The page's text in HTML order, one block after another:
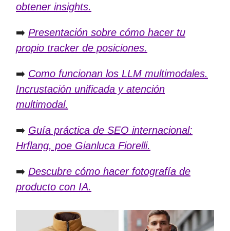
obtener insights.
➡️ Presentación sobre cómo hacer tu
propio tracker de posiciones.
➡️ Como funcionan los LLM multimodales.
Incrustación unificada y atención
multimodal.
➡️ Guía práctica de SEO internacional:
Hrflang, poe Gianluca Fiorelli.
➡️ Descubre cómo hacer fotografía de
producto con IA.